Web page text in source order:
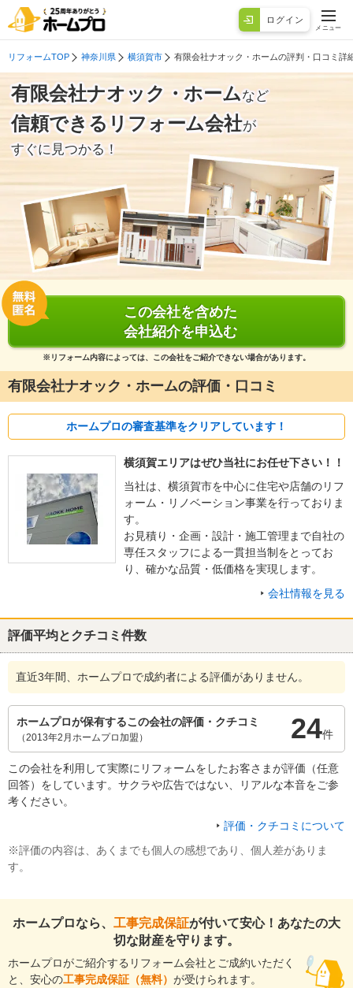
ログイン
メニュー
リフォームTOP 神奈川県 横須賀市 有限会社ナオック・ホームの評判・口コミ詳
有限会社ナオック・ホームなど
信頼できるリフォーム会社が
すぐに見つかる！
この会社を含めた
会社紹介を申込む
※リフォーム内容によっては、この会社をご紹介できない場合があります。
有限会社ナオック・ホームの評価・口コミ
ホームプロの審査基準をクリアしています！
横須賀エリアはぜひ当社にお任せ下さい！！
当社は、横須賀市を中心に住宅や店舗のリフ
ォーム・リノベーション事業を行っておりま
す。
お見積り・企画・設計・施工管理まで自社の
専任スタッフによる一貫担当制をとってお
り、確かな品質・低価格を実現します。
会社情報を見る
評価平均とクチコミ件数
直近3年間、ホームプロで成約者による評価がありません。
ホームプロが保有するこの会社の評価・クチコミ
（2013年2月ホームプロ加盟） 24件
この会社を利用して実際にリフォームをしたお客さまが評価（任意
回答）をしています。サクラや広告ではない、リアルな本音をご参
考ください。
評価・クチコミについて
※評価の内容は、あくまでも個人の感想であり、個人差がありま
す。
ホームプロなら、 工事完成保証が付いて安心！あなたの大
切な財産を守ります。
ホームプロがご紹介するリフォーム会社とご成約いただく
と、安心の工事完成保証（無料） が受けられます。